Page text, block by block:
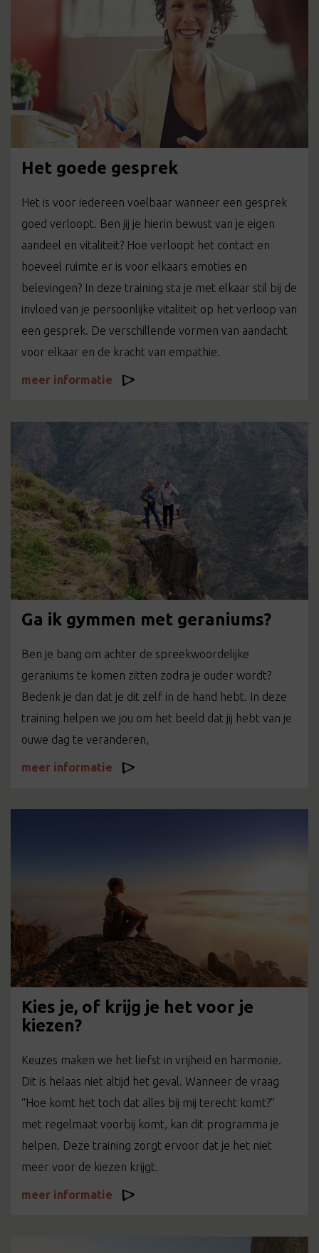
Het goede gesprek
Het is voor iedereen voelbaar wanneer een gesprek
goed verloopt. Ben jij je hierin bewust van je eigen
aandeel en vitaliteit? Hoe verloopt het contact en
hoeveel ruimte er is voor elkaars emoties en
belevingen? In deze training sta je met elkaar stil bij de
invloed van je persoonlijke vitaliteit op het verloop van
een gesprek. De verschillende vormen van aandacht
voor elkaar en de kracht van empathie.
meer informatie
Ga ik gymmen met geraniums?
Ben je bang om achter de spreekwoordelijke
geraniums te komen zitten zodra je ouder wordt?
Bedenk je dan dat je dit zelf in de hand hebt. In deze
training helpen we jou om het beeld dat jij hebt van je
ouwe dag te veranderen,
meer informatie
Kies je, of krijg je het voor je
kiezen?
Keuzes maken we het liefst in vrijheid en harmonie.
Dit is helaas niet altijd het geval. Wanneer de vraag
“Hoe komt het toch dat alles bij mij terecht komt?”
met regelmaat voorbij komt, kan dit programma je
helpen. Deze training zorgt ervoor dat je het niet
meer voor de kiezen krijgt.
meer informatie